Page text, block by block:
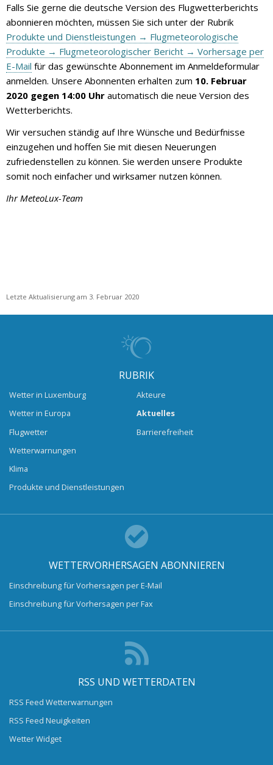
Falls Sie gerne die deutsche Version des Flugwetterberichts
abonnieren möchten, müssen Sie sich unter der Rubrik
Produkte und Dienstleistungen → Flugmeteorologische
Produkte → Flugmeteorologischer Bericht → Vorhersage per
E-Mail für das gewünschte Abonnement im Anmeldeformular
anmelden. Unsere Abonnenten erhalten zum 10. Februar
2020 gegen 14:00 Uhr automatisch die neue Version des
Wetterberichts.
Wir versuchen ständig auf Ihre Wünsche und Bedürfnisse
einzugehen und hoffen Sie mit diesen Neuerungen
zufriedenstellen zu können. Sie werden unsere Produkte
somit noch einfacher und wirksamer nutzen können.
Ihr MeteoLux-Team
Letzte Aktualisierung am 3. Februar 2020
RUBRIK
Wetter in Luxemburg
Wetter in Europa
Flugwetter
Wetterwarnungen
Klima
Produkte und Dienstleistungen
Akteure
Aktuelles
Barrierefreiheit
WETTERVORHERSAGEN ABONNIEREN
Einschreibung für Vorhersagen per E-Mail
Einschreibung für Vorhersagen per Fax
RSS UND WETTERDATEN
RSS Feed Wetterwarnungen
RSS Feed Neuigkeiten
Wetter Widget